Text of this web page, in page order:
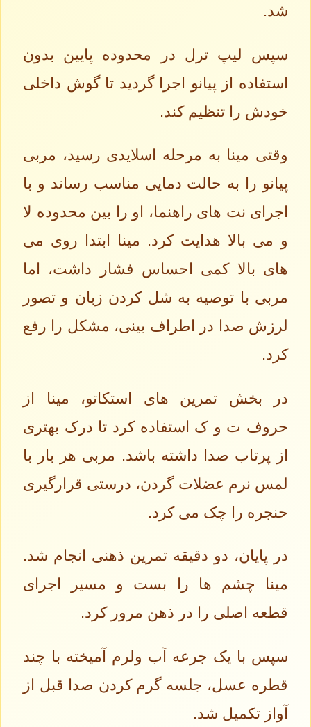
شد.
سپس لیپ ترل در محدوده پایین بدون
استفاده از پیانو اجرا گردید تا گوش داخلی
خودش را تنظیم کند.
وقتی مینا به مرحله اسلایدی رسید، مربی
پیانو را به حالت دمایی مناسب رساند و با
اجرای نت های راهنما، او را بین محدوده لا
و می بالا هدایت کرد. مینا ابتدا روی می
های بالا کمی احساس فشار داشت، اما
مربی با توصیه به شل کردن زبان و تصور
لرزش صدا در اطراف بینی، مشکل را رفع
کرد.
در بخش تمرین های استکاتو، مینا از
حروف ت و ک استفاده کرد تا درک بهتری
از پرتاب صدا داشته باشد. مربی هر بار با
لمس نرم عضلات گردن، درستی قرارگیری
حنجره را چک می کرد.
در پایان، دو دقیقه تمرین ذهنی انجام شد.
مینا چشم ها را بست و مسیر اجرای
قطعه اصلی را در ذهن مرور کرد.
سپس با یک جرعه آب ولرم آمیخته با چند
قطره عسل، جلسه گرم کردن صدا قبل از
آواز تکمیل شد.